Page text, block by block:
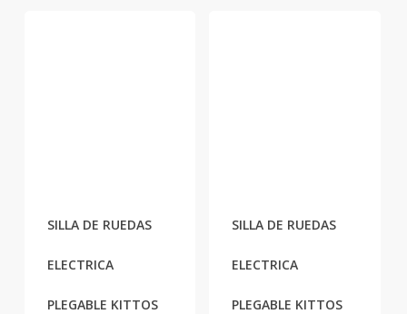
SILLA DE RUEDAS
ELECTRICA
PLEGABLE KITTOS
SILLA DE RUEDAS
ELECTRICA
PLEGABLE KITTOS